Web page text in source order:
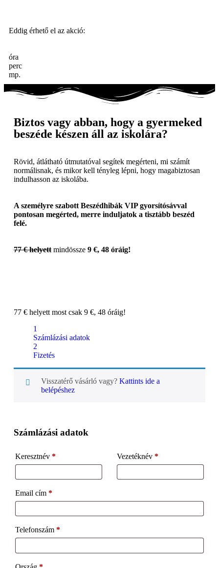
Eddig érhető el az akció:
óra
perc
mp.
Biztos vagy abban, hogy a gyermeked
beszéde készen áll az iskolára?
Rövid, átlátható útmutatóval segítek megérteni, mi számít
normálisnak, és mikor kell tényleg lépni, hogy magabiztosan
indulhasson az iskolába.
A személyre szabott Beszédhibák VIP gyorsítósávval
pontosan megérted, merre induljatok a tisztább beszéd
felé.
77 € helyett mindössze 9 €, 48 óráig!
77 € helyett most csak 9 €, 48 óráig!
1
Számlázási adatok
2
Fizetés
Visszatérő vásárló vagy? Kattints ide a
belépéshez
Számlázási adatok
Vezetéknév *
Keresztnév *
Email cím *
Telefonszám *